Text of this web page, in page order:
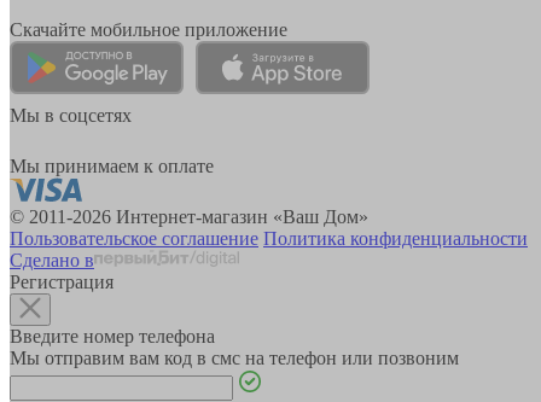
Скачайте мобильное приложение
Мы в соцсетях
Мы принимаем к оплате
© 2011-2026 Интернет-магазин «Ваш Дом»
Пользовательское соглашение Политика конфиденциальности
Сделано в
Регистрация
Введите номер телефона
Мы отправим вам код в смс на телефон или позвоним